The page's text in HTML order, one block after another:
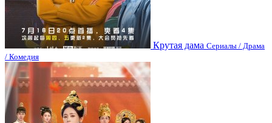
Крутая дама Сериалы / Драма
/ Комедия